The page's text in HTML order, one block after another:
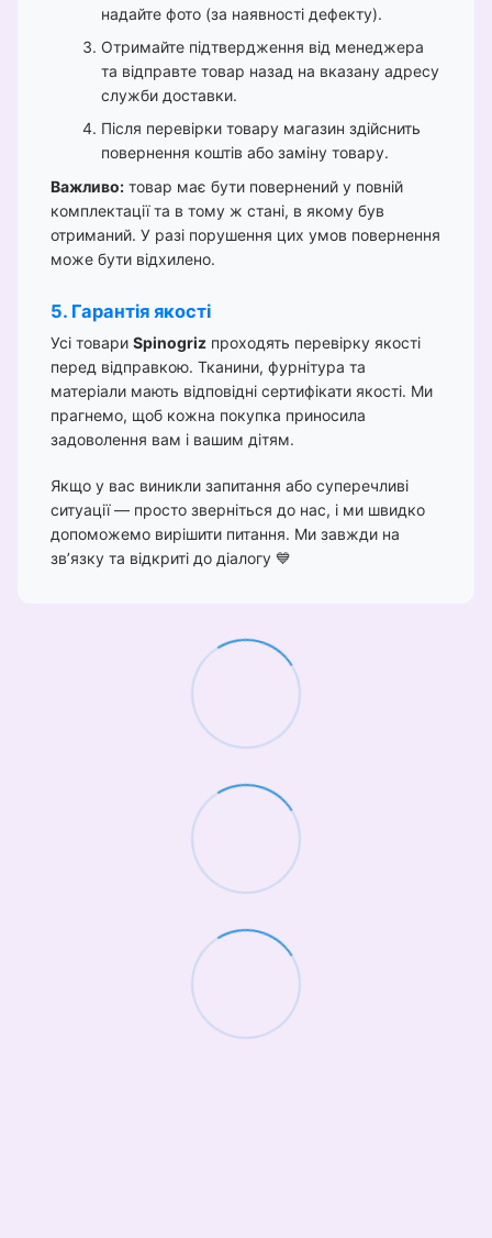
надайте фото (за наявності дефекту).
Отримайте підтвердження від менеджера
та відправте товар назад на вказану адресу
служби доставки.
Після перевірки товару магазин здійснить
повернення коштів або заміну товару.
Важливо: товар має бути повернений у повній
комплектації та в тому ж стані, в якому був
отриманий. У разі порушення цих умов повернення
може бути відхилено.
5. Гарантія якості
Усі товари Spinogriz проходять перевірку якості
перед відправкою. Тканини, фурнітура та
матеріали мають відповідні сертифікати якості. Ми
прагнемо, щоб кожна покупка приносила
задоволення вам і вашим дітям.
Якщо у вас виникли запитання або суперечливі
ситуації — просто зверніться до нас, і ми швидко
допоможемо вирішити питання. Ми завжди на
зв’язку та відкриті до діалогу 💙